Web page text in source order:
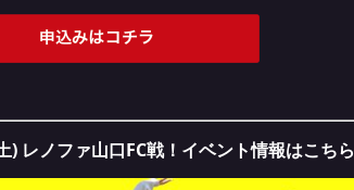
レノファ山口FC戦！イベント情報はこちら